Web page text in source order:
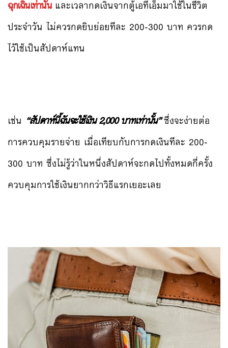
ฉุกเฉินเท่านั้น และเวลากดเงินจากตู้เอทีเอ็มมาใช้ในชีวิต
ประจำวัน ไม่ควรกดยิบย่อยทีละ 200-300 บาท ควรกด
ไว้ใช้เป็นสัปดาห์แทน
เช่น “สัปดาห์นี้ฉันจะใช้เงิน 2,000 บาทเท่านั้น”ซึ่งจะง่ายต่อ
การควบคุมรายจ่าย เมื่อเทียบกับการกดเงินทีละ 200-
300 บาท ซึ่งไม่รู้ว่าในหนึ่งสัปดาห์จะกดไปทั้งหมดกี่ครั้ง
ควบคุมการใช้เงินยากกว่าวิธีแรกเยอะเลย